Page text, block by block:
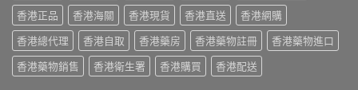
整
教
學〉
中
用
經
驗
與
安
全
香港正品
香港海關 香港現貨 香港直送
香港網購
香港總代理
香港自取 香港藥房 香港藥物註冊
香港藥物進口
香港藥物銷售
香港衛生署 香港購買 香港配送